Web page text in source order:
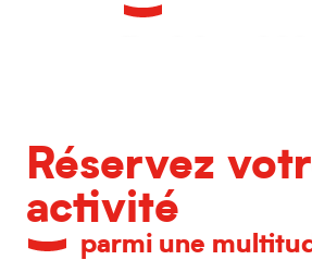
Réservez
activité
parmi une